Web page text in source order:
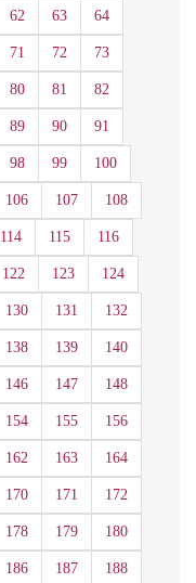
62 63 64
71 72 73
80 81 82
89 90 91
98 99 100
106 107 108
114 115 116
122 123 124
130 131 132
138 139 140
146 147 148
154 155 156
162 163 164
170 171 172
178 179 180
186 187 188